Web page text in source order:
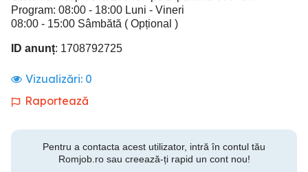
Program: 08:00 - 18:00 Luni - Vineri
08:00 - 15:00 Sâmbătă ( Opțional )
ID anunț: 1708792725
Vizualizări: 0
Raportează
Pentru a contacta acest utilizator, intră în contul tău
Romjob.ro sau creează-ți rapid un cont nou!